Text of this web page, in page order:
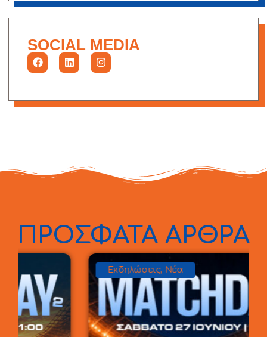
SOCIAL MEDIA
ΠΡΟΣΦΑΤΑ ΑΡΘΡΑ
Εκδηλώσεις Νέα